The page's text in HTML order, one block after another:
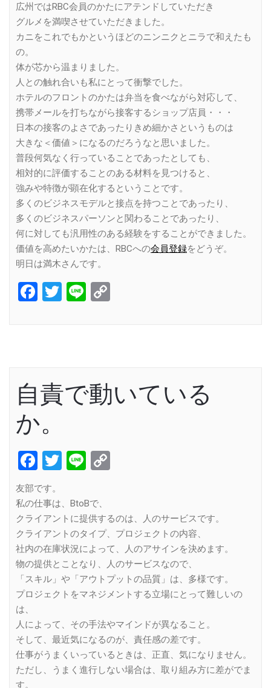
広州ではRBC会員のかたにアテンドしていただき
グルメを満喫させていただきました。
カニをこれでもかというほどのニンニクとニラで和えたも
の。
体が芯から温まりました。
人との触れ合いも私にとって衝撃でした。
ホテルのフロントのかたは弁当を食べながら対応して、
携帯メールを打ちながら接客するショップ店員・・・
日本の接客のよさであったりきめ細かさというものは
大きな＜価値＞になるのだろうなと思いました。
普段何気なく行っていることであったとしても、
相対的に評価することのある材料を見つけると、
強みや特徴が顕在化するということです。
多くのビジネスモデルと接点を持つことであったり、
多くのビジネスパーソンと関わることであったり、
何に対しても汎用性のある経験をすることができました。
価値を高めたいかたは、RBCへの会員登録をどうぞ。
明日は満木さんです。
Facebook
Twitter
Line
自責で動いている
か。
Facebook
Twitter
Line
友部です。
私の仕事は、BtoBで、
クライアントに提供するのは、人のサービスです。
クライアントのタイプ、プロジェクトの内容、
社内の在庫状況によって、人のアサインを決めます。
物の提供とことなり、人のサービスなので、
「スキル」や「アウトプットの品質」は、多様です。
プロジェクトをマネジメントする立場にとって難しいの
は、
人によって、その手法やマインドが異なること。
そして、最近気になるのが、責任感の差です。
仕事がうまくいっているときは、正直、気になりません。
ただし、うまく進行しない場合は、取り組み方に差がでま
す。